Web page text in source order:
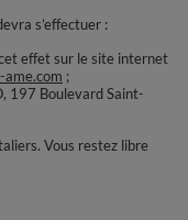
s’effectuer :
effet sur le site internet
;
197 Boulevard Saint-
Vous restez libre